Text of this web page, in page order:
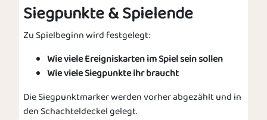
Siegpunkte & Spielende
Zu Spielbeginn wird festgelegt:
Wie viele Ereigniskarten im Spiel sein sollen
Wie viele Siegpunkte ihr braucht
Die Siegpunktmarker werden vorher abgezählt und in
den Schachteldeckel gelegt.